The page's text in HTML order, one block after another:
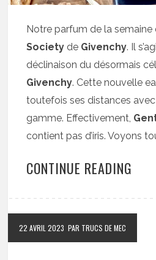
Notre parfum de la semaine
Society de Givenchy. Il
déclinaison du désormais
Givenchy. Cette nouvelle
toutefois ses distances
gamme. Effectivement,
contient pas d’iris. Voyons
CONTINUE READING
22 AVRIL 2023 PAR TRUCS DE MEC